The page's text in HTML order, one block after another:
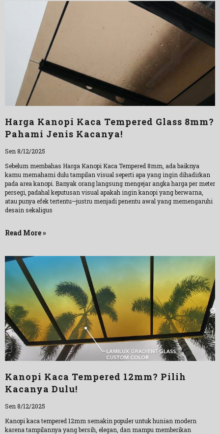
Harga Kanopi Kaca Tempered Glass 8mm?
Pahami Jenis Kacanya!
Sen 8/12/2025
Sebelum membahas Harga Kanopi Kaca Tempered 8mm, ada baiknya
kamu memahami dulu tampilan visual seperti apa yang ingin dihadirkan
pada area kanopi. Banyak orang langsung mengejar angka harga per meter
persegi, padahal keputusan visual apakah ingin kanopi yang berwarna,
atau punya efek tertentu—justru menjadi penentu awal yang memengaruhi
desain sekaligus
Read More »
Kanopi Kaca Tempered 12mm? Pilih
Kacanya Dulu!
Sen 8/12/2025
Kanopi kaca tempered 12mm semakin populer untuk hunian modern
karena tampilannya yang bersih, elegan, dan mampu memberikan